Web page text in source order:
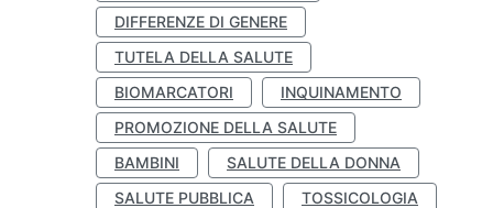
DIFFERENZE DI GENERE
TUTELA DELLA SALUTE
BIOMARCATORI
INQUINAMENTO
PROMOZIONE DELLA SALUTE
BAMBINI
SALUTE DELLA DONNA
SALUTE PUBBLICA
TOSSICOLOGIA